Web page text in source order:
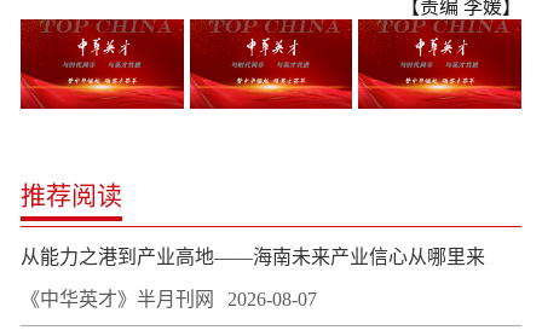
【责编 李媛】
推荐阅读
从能力之港到产业高地——海南未来产业信心从哪里来
《中华英才》半月刊网 2026-08-07